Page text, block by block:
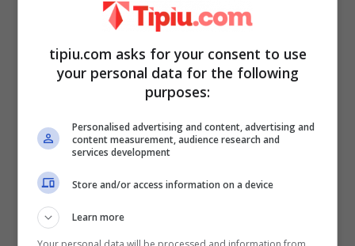
della settimana. Magari cercate di
rinchiudervi in un confortevole spazio di
fantasia o vi rendete conto che il tempo
passato in compagnianon è stimolante
tipiu.com asks for your consent to use
your personal data for the following
purposes:
Personalised advertising and content, advertising and
content measurement, audience research and
services development
Store and/or access information on a device
Learn more